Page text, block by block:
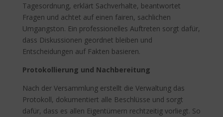
Tagesordnung, erklärt Sachverhalte, beantwortet
Fragen und achtet auf einen fairen, sachlichen
Umgangston. Ein professionelles Auftreten sorgt dafür,
dass Diskussionen geordnet bleiben und
Entscheidungen auf Fakten basieren.
Protokollierung und Nachbereitung
Nach der Versammlung erstellt die Verwaltung das
Protokoll, dokumentiert alle Beschlüsse und sorgt
dafür, dass es allen Eigentümern rechtzeitig vorliegt. So